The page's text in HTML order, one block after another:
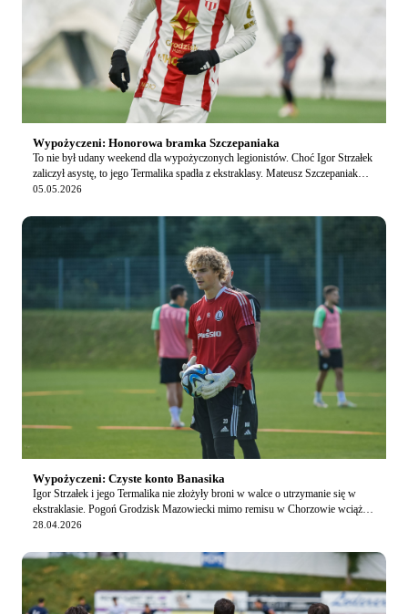
Wypożyczeni: Honorowa bramka Szczepaniaka
To nie był udany weekend dla wypożyczonych legionistów. Choć Igor Strzałek
zaliczył asystę, to jego Termalika spadła z ekstraklasy. Mateusz Szczepaniak
wyprowadził Pogoń Grodzis…
05.05.2026
Wypożyczeni: Czyste konto Banasika
Igor Strzałek i jego Termalika nie złożyły broni w walce o utrzymanie się w
ekstraklasie. Pogoń Grodzisk Mazowiecki mimo remisu w Chorzowie wciąż
może myśleć o barażach w walce …
28.04.2026